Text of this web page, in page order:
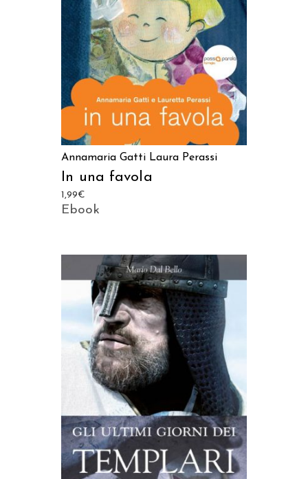
Annamaria Gatti Laura Perassi
In una favola
1,99€
Ebook
AGGIUNGI AL CARRELLO